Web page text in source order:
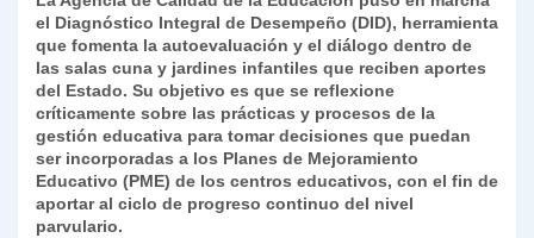
s
A
p
p
gr
a
m
e
b
o
o
k
er e
dI
n
y
Li
n
k
l
l
nt
Fr
ie
n
dl
y
m
p
ar
tir
el Diagnóstico Integral de Desempeño (DID), herramienta
que fomenta la autoevaluación y el diálogo dentro de
las salas cuna y jardines infantiles que reciben aportes
del Estado. Su objetivo es que se reflexione
críticamente sobre las prácticas y procesos de la
gestión educativa para tomar decisiones que puedan
ser incorporadas a los Planes de Mejoramiento
Educativo (PME) de los centros educativos, con el fin de
aportar al ciclo de progreso continuo del nivel
parvulario.